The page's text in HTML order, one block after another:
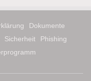
Dokumente
Sicherheit
Phishing